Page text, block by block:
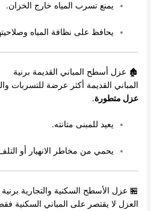
يمنع تسرب المياه خارج الخزان.
يحافظ على نظافة المياه
🏚️ عزل أسطح المباني القديمة برنية
المباني القديمة أكثر عرضة للتسربات
عزل متطورة.
يعيد للمبنى متانته.
يحمي من مخاطر الانهيار أو
🏪 عزل الأسطح السكنية والتجارية برنية
العزل لا يقتصر على المباني السكنية